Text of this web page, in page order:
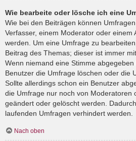
Wie bearbeite oder lösche ich eine
Wie bei den Beiträgen können
Verfasser, einem Moderator oder einem
werden. Um eine Umfrage zu
Beitrag des Themas; dieser ist immer
Wenn niemand eine Stimme
Benutzer die Umfrage löschen oder die
Sollte allerdings schon ein Benutzer
die Umfrage nur noch von Moderatoren
geändert oder gelöscht werden.
laufenden Umfragen verhindert werden.
Nach oben